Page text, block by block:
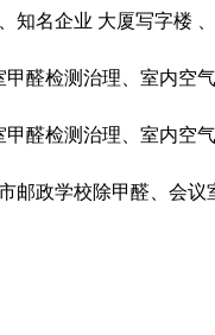
知名企业 大厦写字楼